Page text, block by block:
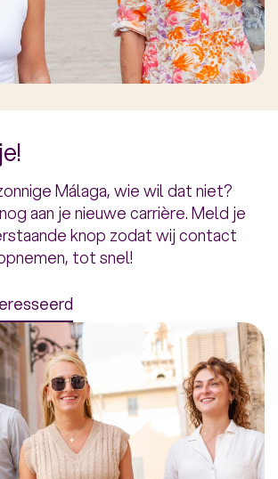
Málaga, wie wil dat niet?
aan je nieuwe carrière. Meld je
knop zodat wij contact
tot snel!